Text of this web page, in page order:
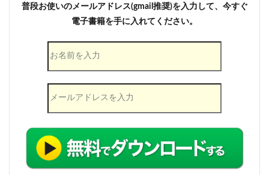
普段お使いのメールアドレス(gmail推奨)を入力して、今すぐ
電子書籍を手に入れてください。